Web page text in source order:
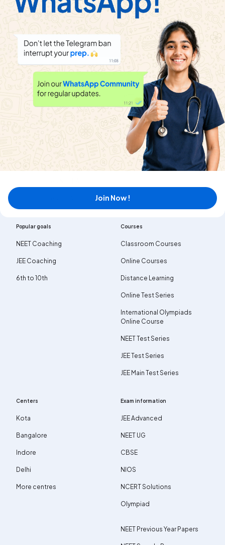
About
News
Public notice
Dhoni Inspires JEE Aspirants
Help & Support
Refund policy
Transfer policy
Terms & Conditions
Contact us
Popular goals
NEET Coaching
JEE Coaching
6th to 10th
Courses
Classroom Courses
Online Courses
Distance Learning
Online Test Series
International Olympiads
Online Course
NEET Test Series
JEE Test Series
JEE Main Test Series
Centers
Kota
Bangalore
Indore
Delhi
More centres
Exam information
JEE Advanced
NEET UG
CBSE
NIOS
NCERT Solutions
Olympiad
NEET Previous Year Papers
Join Now !